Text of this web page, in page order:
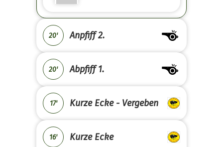
20' Anpfiff 2.
20' Abpfiff 1.
17' Kurze Ecke - Vergeben
16'
Kurze Ecke